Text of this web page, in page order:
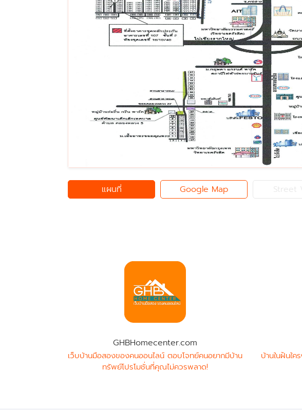
แผนที่ Google Map Street
GHBHomecenter.com
เว็บบ้านมือสองของคนออนไลน์ ตอบโจทย์คนอยากมีบ้าน
ทรัพย์โปรโมชั่นที่คุณไม่ควรพลาด!
บ้านในฝันใค